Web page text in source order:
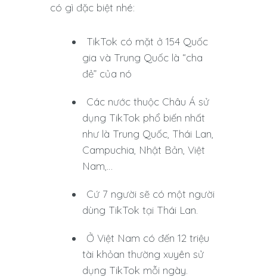
có gì đặc biệt nhé:
TikTok có mặt ở 154 Quốc
gia và Trung Quốc là “cha
đẻ” của nó
Các nước thuộc Châu Á sử
dụng TikTok phổ biến nhất
như là Trung Quốc, Thái Lan,
Campuchia, Nhật Bản, Việt
Nam,…
Cứ 7 người sẽ có một người
dùng TikTok tại Thái Lan.
Ở Việt Nam có đến 12 triệu
tài khỏan thường xuyên sử
dụng TikTok mỗi ngày.